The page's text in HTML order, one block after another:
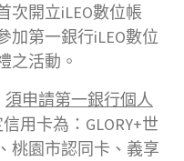
次開立iLEO數位帳
加第一銀行iLEO數位
之活動。
須申請第一銀行個人
信用卡為：GLORY+世
桃園市認同卡、義享